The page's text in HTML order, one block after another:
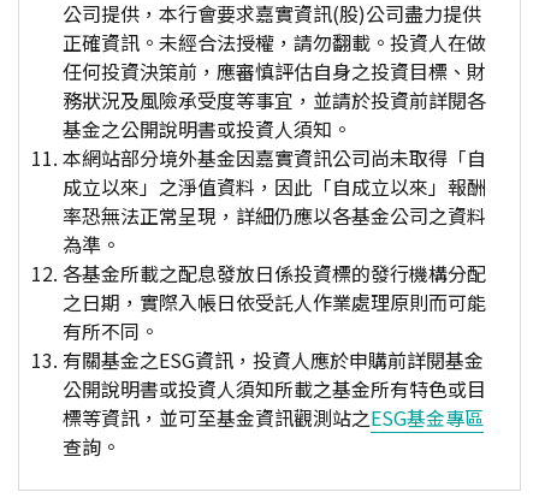
公司提供，本行會要求嘉實資訊(股)公司盡力提供
正確資訊。未經合法授權，請勿翻載。投資人在做
任何投資決策前，應審慎評估自身之投資目標、財
務狀況及風險承受度等事宜，並請於投資前詳閱各
基金之公開說明書或投資人須知。
本網站部分境外基金因嘉實資訊公司尚未取得「自
成立以來」之淨值資料，因此「自成立以來」報酬
率恐無法正常呈現，詳細仍應以各基金公司之資料
為準。
各基金所載之配息發放日係投資標的發行機構分配
之日期，實際入帳日依受託人作業處理原則而可能
有所不同。
有關基金之ESG資訊，投資人應於申購前詳閱基金
公開說明書或投資人須知所載之基金所有特色或目
標等資訊，並可至基金資訊觀測站之ESG基金專區
查詢。